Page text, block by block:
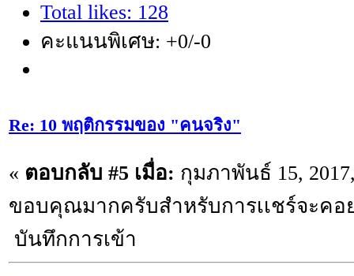
Total likes: 128
คะแนนพิเศษ: +0/-0
Re: 10 พฤติกรรมของ "คนจริง"
« ตอบกลับ #5 เมื่อ: กุมภาพันธ์ 15,
ขอบคุณมากครับสำหรับการเเชร์จะค
บันทึกการเข้า